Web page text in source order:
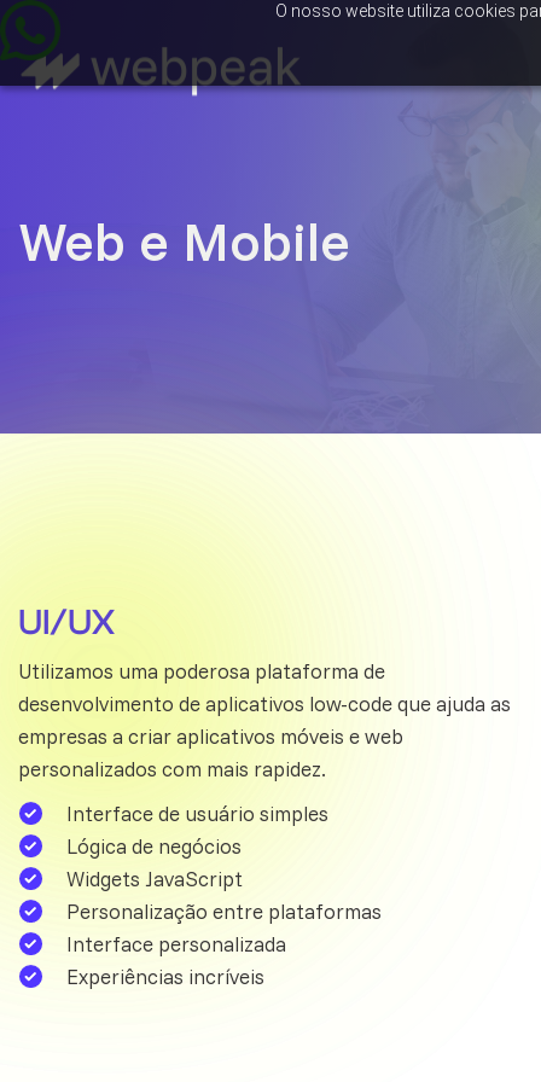
O nosso website utiliza cookies
Web e Mobile
UI/UX
Utilizamos uma poderosa plataforma de
desenvolvimento de aplicativos low-code que ajuda as
empresas a criar aplicativos móveis e web
personalizados com mais rapidez.
Interface de usuário simples
Lógica de negócios
Widgets JavaScript
Personalização entre plataformas
Interface personalizada
Experiências incríveis